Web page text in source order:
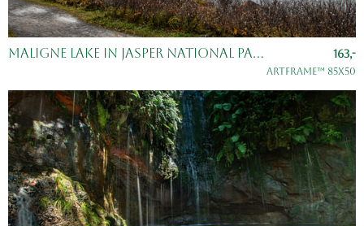
Maligne Lake in Jasper National Park, Alberta, Canada. 163,-
ArtFrame™ 85x50